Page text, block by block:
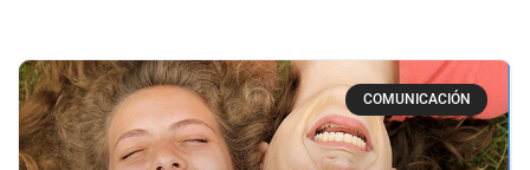
COMUNICACIÓN